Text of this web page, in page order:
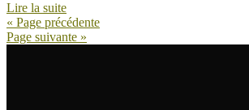
Lire la suite
« Page précédente
Page suivante »